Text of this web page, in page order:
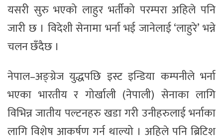
यसरी सुरु भएको लाहुर भर्तीको परम्परा अहिले पनि
जारी छ । विदेशी सेनामा भर्ना भई जानेलाई ‘लाहुरे’ भन्ने
चलन छँदैछ ।
नेपाल–अङ्ग्रेज युद्धपछि इस्ट इन्डिया कम्पनीले भर्ना
भएका भारतीय र गोर्खाली (नेपाली) सेनाका लागि
विभिन्न जातीय पल्टनहरु खडा गरी उनीहरुलाई भर्नाका
लागि विशेष आकर्षण गर्न थाल्यो । अहिले पनि ब्रिटिश